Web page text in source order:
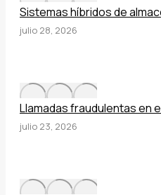
Sistemas híbridos de
julio 28, 2026
Llamadas fraudulentas
julio 23, 2026